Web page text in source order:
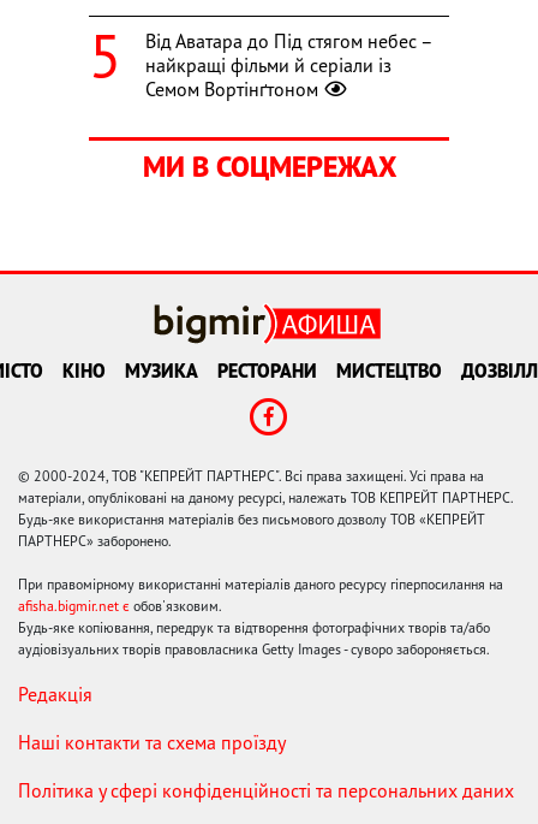
Від Аватара до Під стягом небес –
найкращі фільми й серіали із
Семом Вортінґтоном
МИ В СОЦМЕРЕЖАХ
КІНО МУЗИКА РЕСТОРАНИ МИСТЕЦТВО
© 2000-2024, ТОВ "КЕПРЕЙТ ПАРТНЕРС". Всі права захищені. Усі права на
матеріали, опубліковані на даному ресурсі, належать ТОВ КЕПРЕЙТ ПАРТНЕРС.
Будь-яке використання матеріалів без письмового дозволу ТОВ «КЕПРЕЙТ
ПАРТНЕРС» заборонено.
При правомірному використанні матеріалів даного ресурсу гіперпосилання на
afisha.bigmir.net є обов'язковим.
Будь-яке копіювання, передрук та відтворення фотографічних творів та/або
аудіовізуальних творів правовласника Getty Images - суворо забороняється.
Редакція
Наші контакти та схема проїзду
Політика у сфері конфіденційності та персональних даних